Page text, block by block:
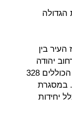
הגדולה
של כ-43 דונם במרכז העיר בין
יהודה
הלוי מצפון. במתחם בנויים כיום 15 מבני מגורים ישנים בני ארבע קומות הכוללים 328
שתיהרס). במסגרת
כאשר מתוך כלל יחידות